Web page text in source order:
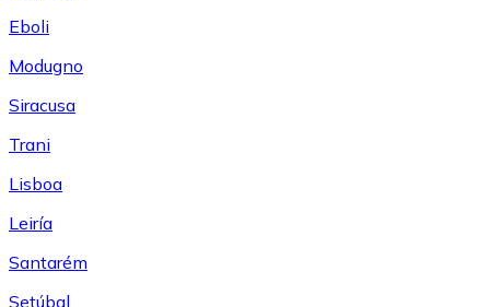
Eboli
Modugno
Siracusa
Trani
Lisboa
Leiría
Santarém
Setúbal